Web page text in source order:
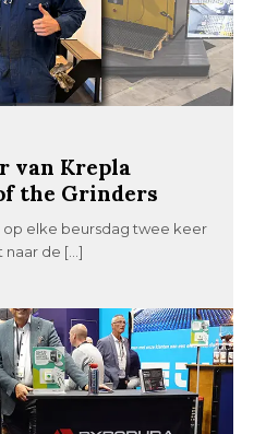
van Krepla
the Grinders
op elke beursdag twee keer
naar de […]